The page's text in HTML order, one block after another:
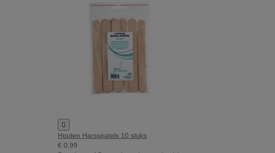

Houten Harsspatels 10 stuks
€ 0,99